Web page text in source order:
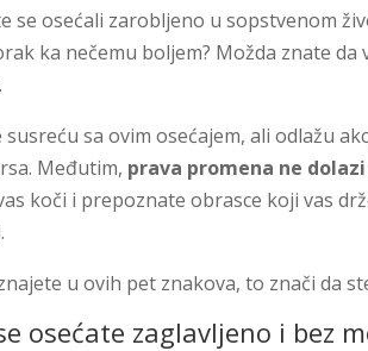
se osećali zarobljeno u sopstvenom
ka nečemu boljem? Možda znate
sa ovim osećajem, ali odlažu
Međutim, prava promena ne
koči i prepoznate obrasce koji vas
u ovih pet znakova, to znači da
osećate zaglavljeno i bez